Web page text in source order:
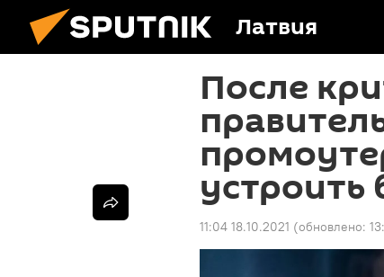
Латвия
После
11:04 18.10.2021 (обновлено: